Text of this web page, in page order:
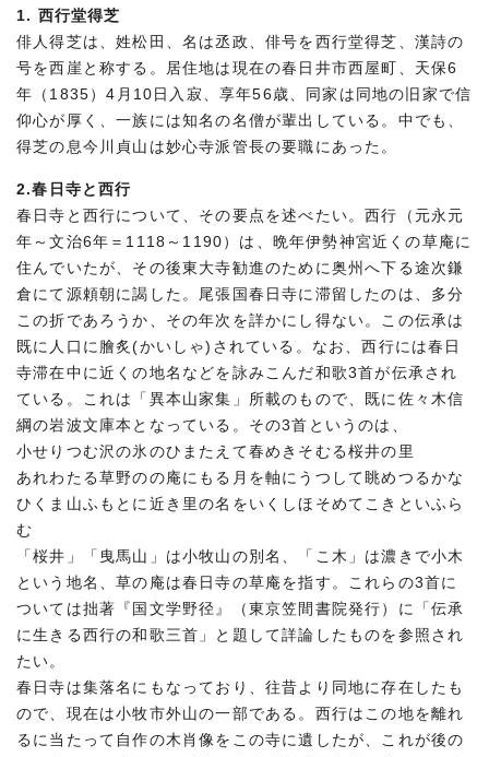
1. 西行堂得芝
俳人得芝は、姓松田、名は丞政、俳号を西行堂得芝、漢詩の
号を西崖と称する。居住地は現在の春日井市西屋町、天保6
年（1835）4月10日入寂、享年56歳、同家は同地の旧家で信
仰心が厚く、一族には知名の名僧が輩出している。中でも、
得芝の息今川貞山は妙心寺派管長の要職にあった。
2.春日寺と西行
春日寺と西行について、その要点を述べたい。西行（元永元
年～文治6年＝1118～1190）は、晩年伊勢神宮近くの草庵に
住んでいたが、その後東大寺勧進のために奥州へ下る途次鎌
倉にて源頼朝に謁した。尾張国春日寺に滞留したのは、多分
この折であろうか、その年次を詳かにし得ない。この伝承は
既に人口に膾炙(かいしゃ)されている。なお、西行には春日
寺滞在中に近くの地名などを詠みこんだ和歌3首が伝承され
ている。これは「異本山家集」所載のもので、既に佐々木信
綱の岩波文庫本となっている。その3首というのは、
小せりつむ沢の氷のひまたえて春めきそむる桜井の里
あれわたる草野のの庵にもる月を軸にうつして眺めつるかな
ひくま山ふもとに近き里の名をいくしほそめてこきといふら
む
「桜井」「曳馬山」は小牧山の別名、「こ木」は濃きで小木
という地名、草の庵は春日寺の草庵を指す。これらの3首に
ついては拙著『国文学野径』（東京笠間書院発行）に「伝承
に生きる西行の和歌三首」と題して詳論したものを参照され
たい。
春日寺は集落名にもなっており、往昔より同地に存在したも
ので、現在は小牧市外山の一部である。西行はこの地を離れ
るに当たって自作の木肖像をこの寺に遺したが、これが後の